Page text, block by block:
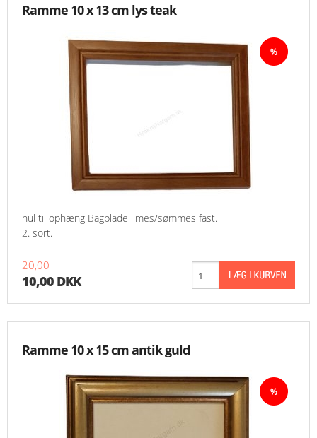
Ramme 10 x 13 cm lys teak
hul til ophæng Bagplade limes/sømmes fast.
2. sort.
20,00
10,00 DKK
Ramme 10 x 15 cm antik guld